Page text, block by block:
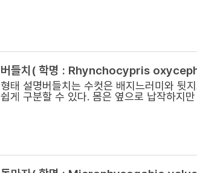
버들치( 학명 : Rhynchocypris
형태 설명버들치는 수컷은 배지느러미와 뒷
쉽게 구분할 수 있다. 몸은 옆으로 납작하지